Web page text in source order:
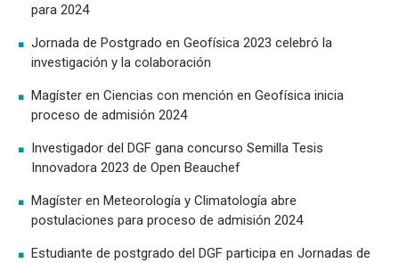
para 2024
Jornada de Postgrado en Geofísica 2023 celebró la
investigación y la colaboración
Magíster en Ciencias con mención en Geofísica inicia
proceso de admisión 2024
Investigador del DGF gana concurso Semilla Tesis
Innovadora 2023 de Open Beauchef
Magíster en Meteorología y Climatología abre
postulaciones para proceso de admisión 2024
Estudiante de postgrado del DGF participa en Jornadas de